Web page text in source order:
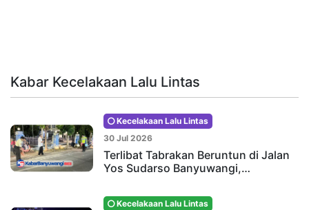
Kabar Kecelakaan Lalu Lintas
Kecelakaan Lalu Lintas
30 Jul 2026
Terlibat Tabrakan Beruntun di Jalan
Yos Sudarso Banyuwangi,…
Kecelakaan Lalu Lintas